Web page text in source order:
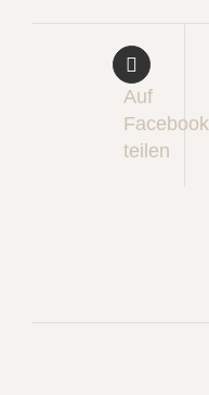
Auf
Facebook
teilen